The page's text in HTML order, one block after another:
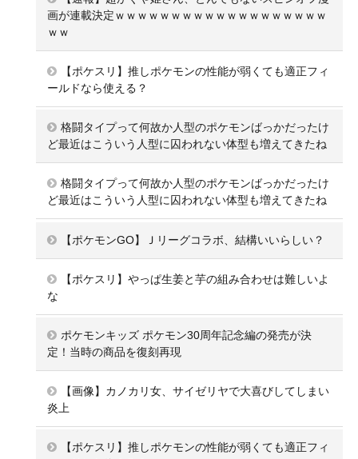
画が連載決定ｗｗｗｗｗｗｗｗｗｗｗｗｗｗｗｗｗｗｗ
ｗｗ
【ポケスリ】推しポケモンの性能が弱くても適正フィ
ールドなら使える？
格闘タイプって何故か人型のポケモンばっかだったけ
ど最近はこういう人型に囚われない体型も増えてきたね
格闘タイプって何故か人型のポケモンばっかだったけ
ど最近はこういう人型に囚われない体型も増えてきたね
【ポケモンGO】Ｊリーグコラボ、結構いいらしい？
【ポケスリ】やっぱ生姜と芋の組み合わせは難しいよ
な
ポケモンキッズ ポケモン30周年記念編の発売が決
定！当時の商品を復刻再現
【画像】カノカリ女、サイゼリヤで大喜びしてしまい
炎上
【ポケスリ】推しポケモンの性能が弱くても適正フィ